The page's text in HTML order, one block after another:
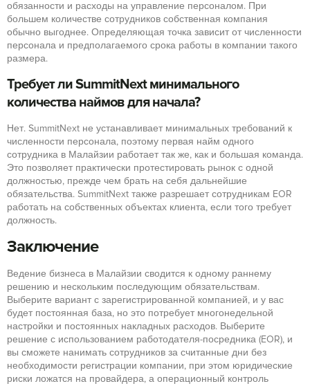
обязанности и расходы на управление персоналом. При
большем количестве сотрудников собственная компания
обычно выгоднее. Определяющая точка зависит от численности
персонала и предполагаемого срока работы в компании такого
размера.
Требует ли SummitNext минимального
количества наймов для начала?
Нет. SummitNext не устанавливает минимальных требований к
численности персонала, поэтому первая найм одного
сотрудника в Малайзии работает так же, как и большая команда.
Это позволяет практически протестировать рынок с одной
должностью, прежде чем брать на себя дальнейшие
обязательства. SummitNext также разрешает сотрудникам EOR
работать на собственных объектах клиента, если того требует
должность.
Заключение
Ведение бизнеса в Малайзии сводится к одному раннему
решению и нескольким последующим обязательствам.
Выберите вариант с зарегистрированной компанией, и у вас
будет постоянная база, но это потребует многонедельной
настройки и постоянных накладных расходов. Выберите
решение с использованием работодателя-посредника (EOR), и
вы сможете нанимать сотрудников за считанные дни без
необходимости регистрации компании, при этом юридические
риски ложатся на провайдера, а операционный контроль